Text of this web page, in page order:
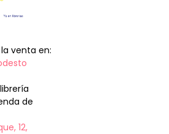
venta en:
de
12,